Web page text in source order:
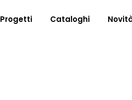
Progetti Cataloghi